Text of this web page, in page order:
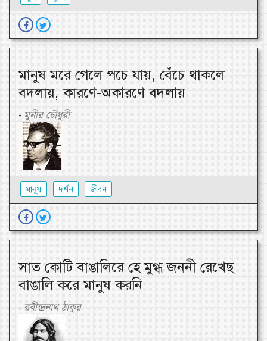
মানুষ মরে গেলে পচে যায়, বেঁচে থাকলে
বদলায়, কারণে-অকারণে বদলায়
- মুনীর চৌধুরী
মানুষ দর্শন জীবন
সাত কোটি বাঙালিরে হে মুগ্ধ জননী রেখেছ
বাঙালি করে মানুষ করনি
- রবীন্দ্রনাথ ঠাকুর